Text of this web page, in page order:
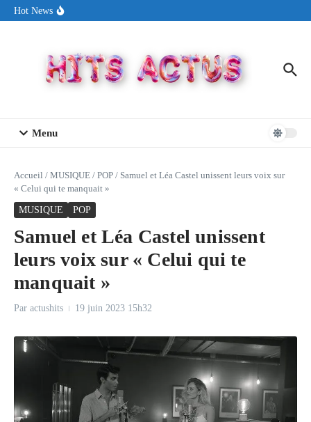
Aller au contenu
Hot News
« Rearview Full Of You »
Menu
Accueil / MUSIQUE / POP / Samuel et Léa Castel unissent leurs voix sur
« Celui qui te manquait »
MUSIQUE POP
Samuel et Léa Castel unissent
leurs voix sur « Celui qui te
manquait »
Par actushits 19 juin 2023 15h32